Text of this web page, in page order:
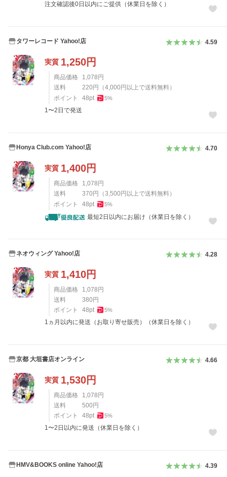
注文確認後0日以内にご提供（休業日を除く）
タワーレコード Yahoo!店 4.59
実質 1,250円
商品価格 1,078 円
送料
220 円 （4,000 円以上で送料無料）
ポイント
48pt 5%
1〜2日で発送
Honya Club.com Yahoo!店 4.70
実質 1,400円
商品価格 1,078 円
送料
370 円 （3,500 円以上で送料無料）
ポイント
48pt 5%
最短2日以内にお届け（休業日を除く）
ネオウィング Yahoo!店 4.28
実質 1,410円
商品価格 1,078 円
送料
380 円
ポイント
48pt 5%
1ヵ月以内に発送（お取り寄せ販売）（休業日を除く）
京都 大垣書店オンライン 4.66
実質 1,530円
商品価格 1,078 円
送料
500 円
ポイント
48pt 5%
1〜2日以内に発送（休業日を除く）
HMV&BOOKS online Yahoo!店 4.39